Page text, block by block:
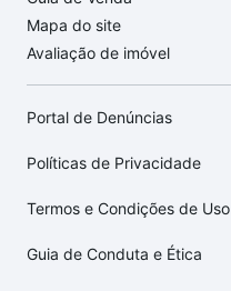
Mapa do site
Avaliação de imóvel
Portal de Denúncias
Políticas de Privacidade
Termos e Condições de Uso
Guia de Conduta e Ética